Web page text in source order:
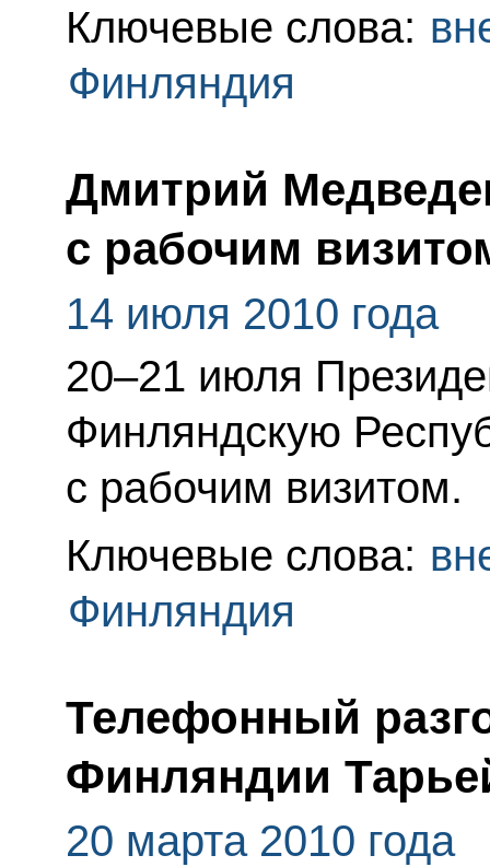
Ключевые слова:
Финляндия
Дмитрий
с рабочим
14 июля 2010 года
20–21 июля
Финляндскую
с рабочим визитом.
Ключевые слова:
Финляндия
Телефонный
Финляндии
20 марта 2010 года